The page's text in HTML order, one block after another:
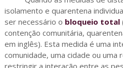
isolamento e quarentena
ser necessário o bloqueio total
contenção comunitária,
em inglês). Esta medida é uma
comunidade, uma cidade ou
restringir a interação entre as